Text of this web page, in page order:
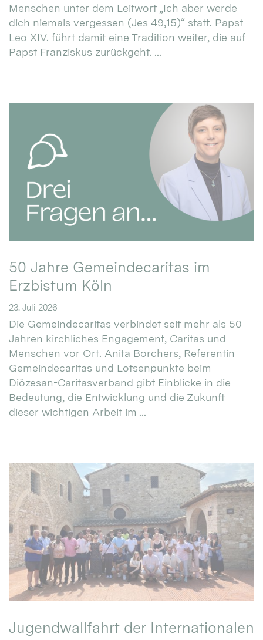
Menschen unter dem Leitwort „Ich aber werde
dich niemals vergessen (Jes 49,15)“ statt. Papst
Leo XIV. führt damit eine Tradition weiter, die auf
Papst Franziskus zurückgeht. ...
50 Jahre Gemeindecaritas im
Erzbistum Köln
23. Juli 2026
Die Gemeindecaritas verbindet seit mehr als 50
Jahren kirchliches Engagement, Caritas und
Menschen vor Ort. Anita Borchers, Referentin
Gemeindecaritas und Lotsenpunkte beim
Diözesan-Caritasverband gibt Einblicke in die
Bedeutung, die Entwicklung und die Zukunft
dieser wichtigen Arbeit im ...
Jugendwallfahrt der Internationalen